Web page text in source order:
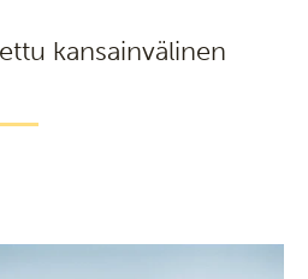
kansainvälinen